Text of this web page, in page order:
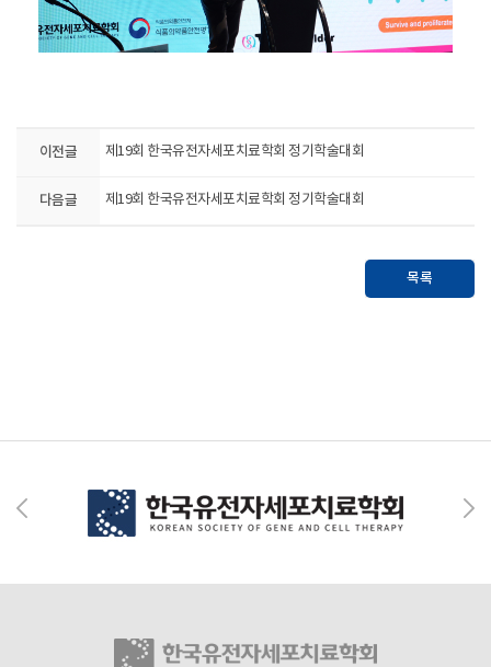
이전글 제19회 한국유전자세포치료학회 정기학술대회
다음글 제19회 한국유전자세포치료학회 정기학술대회
목록